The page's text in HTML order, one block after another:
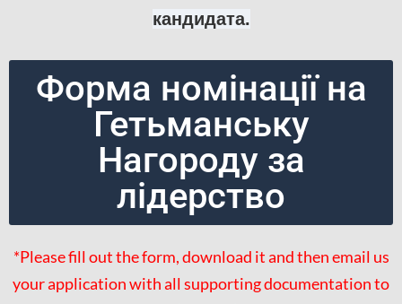
кандидата.
Форма номінації на
Гетьманську
Нагороду за
лідерство
*Please fill out the form, download it and then email us
your application with all supporting documentation to